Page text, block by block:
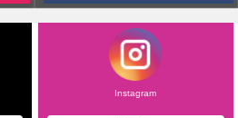
Instagram